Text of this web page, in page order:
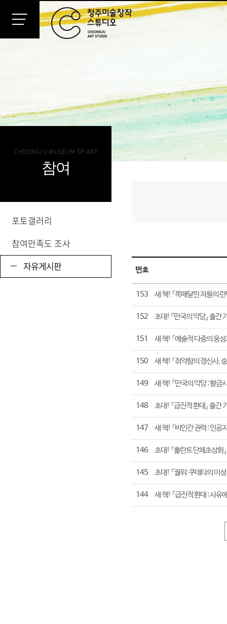
CHEONGJU MUSEUM OF ART
참여
포토갤러리
참여만족도 조사
자유게시판 번호
153 새 책! 『목매달린 자들의
152 초대! 『만국의 악당』 출
151 새 책! 『예술적 다중의 웅
150 새 책! 『취약함의 정신사,
149 새 책! 『만국의 악당 : 황금
148 초대! 『급진적 환대』 출
147 새 책! 『비인간 권력 : 인
146 초대! 『홀란트 단체초상화
145 초대! 『궐위: 쿠데타의 이
144 새 책! 『급진적 환대 : 사유